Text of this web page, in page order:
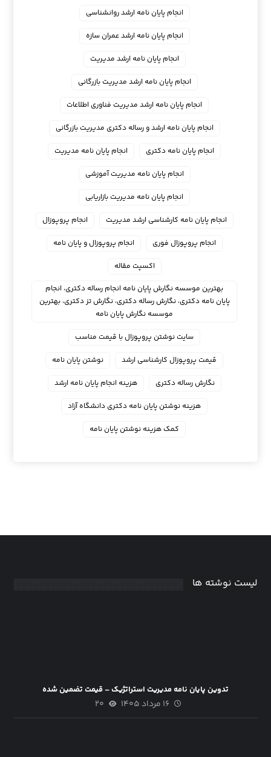
انجام پایان نامه ارشد روانشناسی
انجام پایان نامه ارشد عمران سازه
انجام پایان نامه ارشد مدیریت
انجام پایان نامه ارشد مدیریت بازرگانی
انجام پایان نامه ارشد مدیریت فناوری اطلاعات
انجام پایان نامه ارشد و رساله دکتری مدیریت بازرگانی
انجام پایان نامه دکتری
انجام پایان نامه مدیریت
انجام پایان نامه مدیریت آموزشی
انجام پایان نامه مدیریت بازاریابی
انجام پایان نامه کارشناسی ارشد مدیریت
انجام پروپوزال
انجام پروپوزال فوری
انجام پروپوزال و پایان نامه
اکسپت مقاله
بهترین موسسه نگارش پایان نامه انجام رساله دکتری، انجام
پایان نامه دکتری، نگارش رساله دکتری، نگارش تز دکتری، بهترین
موسسه نگارش پایان نامه
سایت نوشتن پروپوزال با قیمت مناسب
قیمت پروپوزال کارشناسی ارشد
نوشتن پایان نامه
نگارش رساله دکتری
هزینه انجام پایان نامه ارشد
هزینه نوشتن پایان نامه دکتری دانشگاه آزاد
کمک هزینه نوشتن پایان نامه
لیست نوشته ها
تدوین پایان نامه مدیریت استراتژیک – قیمت تضمین شده
۱۶ مرداد ۱۴۰۵ ۲۰